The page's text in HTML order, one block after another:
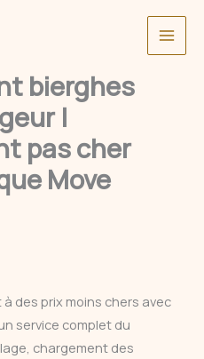
bierghes
|
pas cher
Move
des prix moins chers avec
service complet du
chargement des